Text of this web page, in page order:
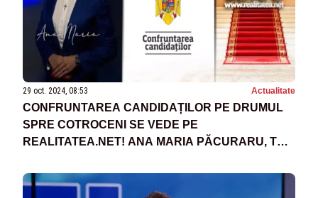
29 oct. 2024, 08:53 Actualitate
CONFRUNTAREA CANDIDAȚILOR PE DRUMUL
SPRE COTROCENI SE VEDE PE
REALITATEA.NET! ANA MARIA PĂCURARU, TUR